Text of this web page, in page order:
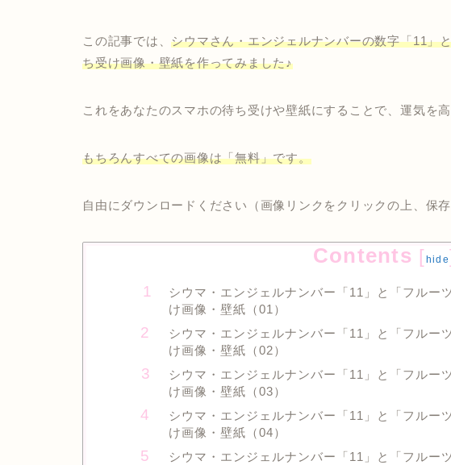
この記事では、シウマさん・エンジェルナンバーの数字「11」
ち受け画像・壁紙を作ってみました♪
これをあなたのスマホの待ち受けや壁紙にすることで、運気を
もちろんすべての画像は「無料」です。
自由にダウンロードください（画像リンクをクリックの上、保
Contents [ hide
シウマ・エンジェルナンバー「11」と「フルー
け画像・壁紙（01）
シウマ・エンジェルナンバー「11」と「フルー
け画像・壁紙（02）
シウマ・エンジェルナンバー「11」と「フルー
け画像・壁紙（03）
シウマ・エンジェルナンバー「11」と「フルー
け画像・壁紙（04）
シウマ・エンジェルナンバー「11」と「フルー